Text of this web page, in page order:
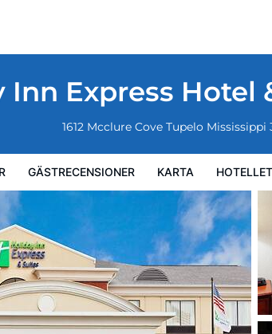
Inn Express Hotel
1612 Mcclure Cove Tupelo Mississippi
GÄSTRECENSIONER KARTA
Tupelo by IHG